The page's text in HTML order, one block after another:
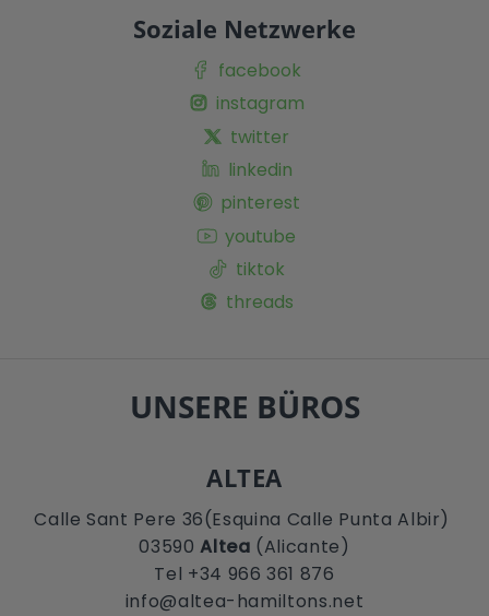
Soziale Netzwerke
facebook
instagram
twitter
linkedin
pinterest
youtube
tiktok
threads
UNSERE BÜROS
ALTEA
Calle Sant Pere 36(Esquina Calle Punta Albir)
03590Altea (Alicante)
Tel +34 966 361 876
info@altea-hamiltons.net